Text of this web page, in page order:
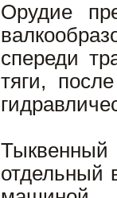
Орудие
спереди
тяги,
отдельный